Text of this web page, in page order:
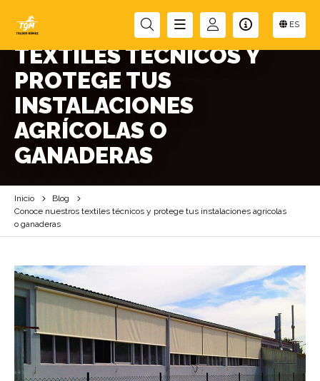
ES
CONOCE NUESTROS
TEXTILES TÉCNICOS Y
PROTEGE TUS
INSTALACIONES
AGRÍCOLAS O
GANADERAS
Inicio
Blog
Conoce nuestros textiles técnicos y protege tus instalaciones agrícolas
o ganaderas